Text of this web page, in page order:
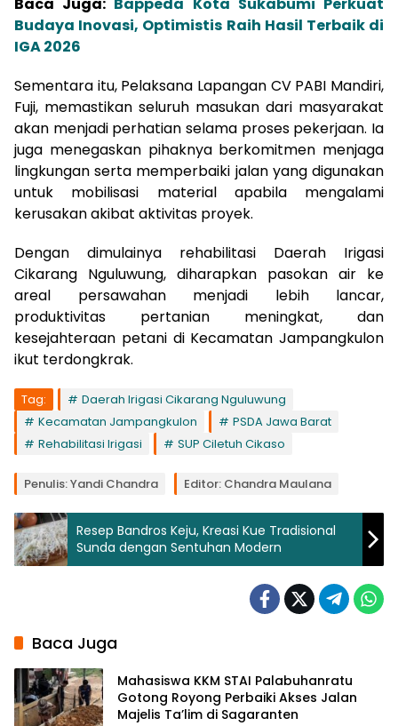
Budaya Inovasi, Optimistis Raih Hasil Terbaik di
IGA 2026
Sementara itu, Pelaksana Lapangan CV PABI Mandiri,
Fuji, memastikan seluruh masukan dari masyarakat
akan menjadi perhatian selama proses pekerjaan. Ia
juga menegaskan pihaknya berkomitmen menjaga
lingkungan serta memperbaiki jalan yang digunakan
untuk mobilisasi material apabila mengalami
kerusakan akibat aktivitas proyek.
Dengan dimulainya rehabilitasi Daerah Irigasi
Cikarang Nguluwung, diharapkan pasokan air ke
areal persawahan menjadi lebih lancar,
produktivitas pertanian meningkat, dan
kesejahteraan petani di Kecamatan Jampangkulon
ikut terdongkrak.
Tag:
Daerah Irigasi Cikarang Nguluwung
Kecamatan Jampangkulon
PSDA Jawa Barat
Rehabilitasi Irigasi
SUP Ciletuh Cikaso
Penulis: Yandi Chandra Editor: Chandra Maulana
Resep Bandros Keju, Kreasi Kue Tradisional
Sunda dengan Sentuhan Modern
Baca Juga
Mahasiswa KKM STAI Palabuhanratu
Gotong Royong Perbaiki Akses Jalan
Majelis Ta’lim di Sagaranten